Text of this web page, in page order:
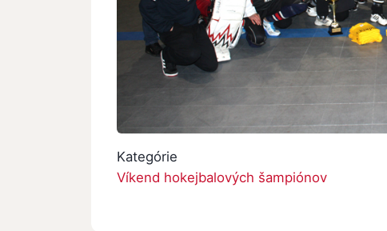
Kategórie
Víkend hokejbalových šampiónov